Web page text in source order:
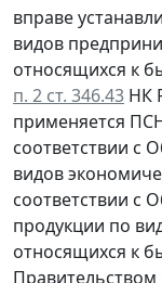
вправе
видов
относящихся к
п. 2 ст. 346.43 НК
применяется
соответствии с
видов
соответствии с
продукции по
относящихся к